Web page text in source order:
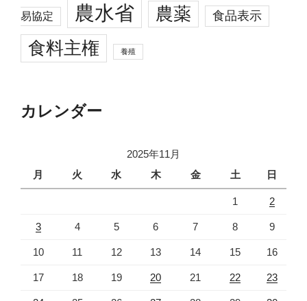
易協定 農水省 農薬 食品表示
食料主権 養殖
カレンダー
2025年11月
月
火 水 木 金 土 日
1 2
3 4 5 6 7 8 9
10 11 12 13 14 15 16
17 18 19 20 21 22 23